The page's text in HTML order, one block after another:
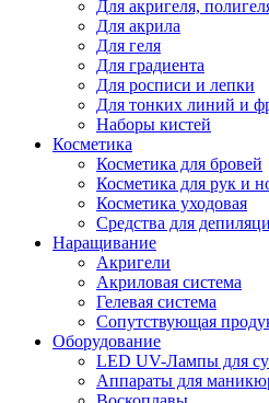
Для акригеля,
Для акрила
Для геля
Для градиента
Для росписи и лепки
Для тонких линий и
Наборы кистей
Косметика
Косметика для бровей
Косметика для рук и
Косметика уходовая
Средства для
Наращивание
Акригели
Акриловая система
Гелевая система
Сопутствующая
Оборудование
LED UV-Лампы для
Аппараты для